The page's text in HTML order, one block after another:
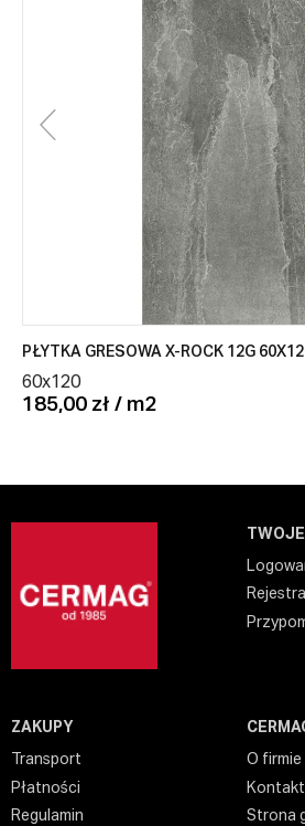
PŁYTKA GRESOWA X-ROCK 12G
60x120
185,00 zł / m2
ZAKUPY
Transport
Płatności
Regulamin
O firmie
Kontakt
Strona